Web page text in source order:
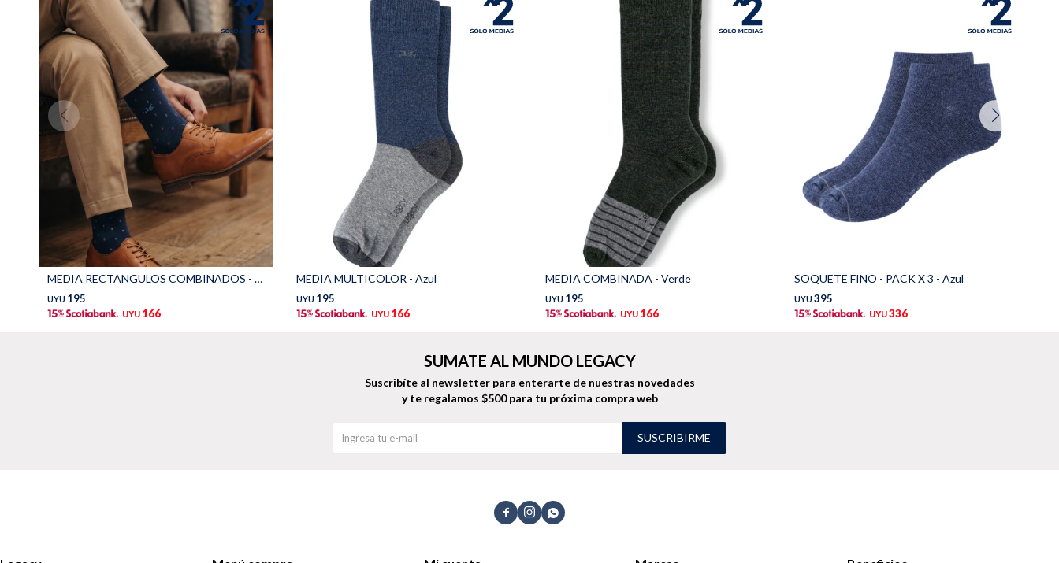
MEDIA RECTANGULOS COMBINADOS - Azul
UYU 195
UYU 166
MEDIA MULTICOLOR - Azul
UYU 195
UYU 166
MEDIA COMBINADA - Verde
UYU 195
UYU 166
SOQUETE FINO - PACK X 3 - Azul
UYU 395
UYU336
  
SUMATE AL MUNDO LEGACY
Suscribíte al newsletter para enterarte de nuestras novedades
y te regalamos $500 para tu próxima compra web
SUSCRIBIRME